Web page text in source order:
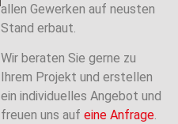
allen Gewerken auf neusten
Stand erbaut.
Wir beraten Sie gerne zu
Ihrem Projekt und erstellen
ein individuelles Angebot und
freuen uns auf eine Anfrage.